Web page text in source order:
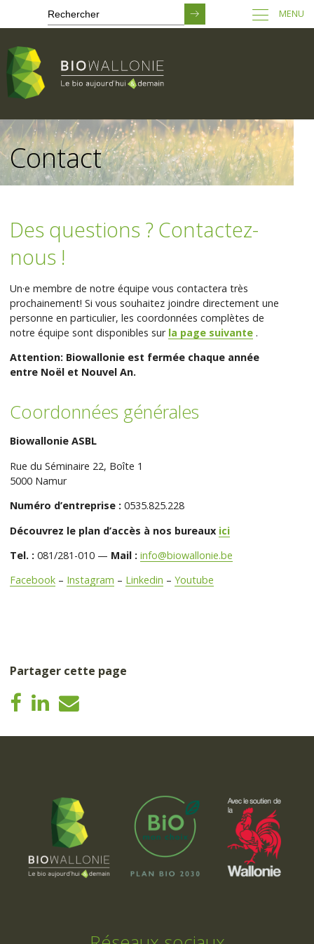
Passer
au
contenu
principal
MENU
Contact
Des questions ? Contactez-
nous !
Un·e membre de notre équipe vous contactera très
prochainement! Si vous souhaitez joindre directement une
personne en particulier, les coordonnées complètes de
notre équipe sont disponibles sur la page suivante .
Attention: Biowallonie est fermée chaque année
entre Noël et Nouvel An.
Coordonnées générales
Biowallonie ASBL
Rue du Séminaire 22, Boîte 1
5000 Namur
Numéro d’entreprise : 0535.825.228
Découvrez le plan d’accès à nos bureaux ici
Tel. : 081/281-010 — Mail : info@biowallonie.be
Facebook – Instagram – Linkedin –Youtube
Partager cette page